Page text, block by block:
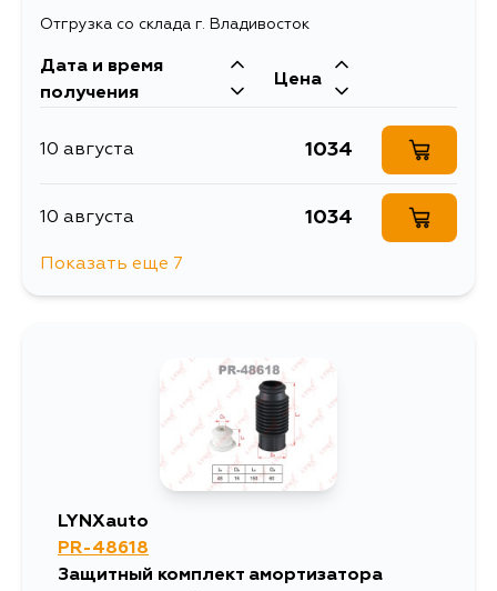
Отгрузка со склада г. Владивосток
Дата и время
получения
Цена
10 августа 1034
10 августа 1034
1034
1281
29 августа
Показать еще 7
LYNXauto
PR-48618
Защитный комплект амортизатора